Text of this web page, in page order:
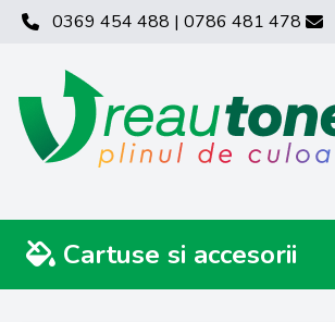
0369 454 488 | 0786 481 478
Cartuse si accesorii